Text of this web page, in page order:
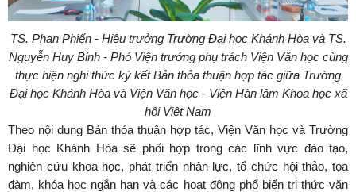
TS. Phan Phiến - Hiệu trưởng Trường Đại học Khánh Hòa và TS.
Nguyễn Huy Bỉnh - Phó Viện trưởng phụ trách Viện Văn học cùng
thực hiện nghi thức ký kết Bản thỏa thuận hợp tác giữa Trường
Đại học Khánh Hòa và Viện Văn học - Viện Hàn lâm Khoa học xã
hội Việt Nam
Theo nội dung Bản thỏa thuận hợp tác, Viện Văn học và Trường
Đại học Khánh Hòa sẽ phối hợp trong các lĩnh vực đào tạo,
nghiên cứu khoa học, phát triển nhân lực, tổ chức hội thảo, tọa
đàm, khóa học ngắn hạn và các hoạt động phổ biến tri thức văn